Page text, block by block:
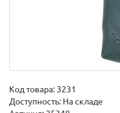
Код товара: 3231
Доступность: На складе